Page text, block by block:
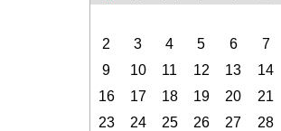
2
3 4 5 6 7
9
10 11 12 13 14
16
17 18 19 20 21
23
24 25 26 27 28